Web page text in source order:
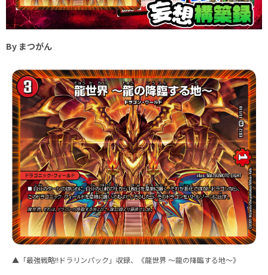
By まつがん
▲「最強戦略!!ドラリンパック」収録、《龍世界 ～龍の降臨する地～》